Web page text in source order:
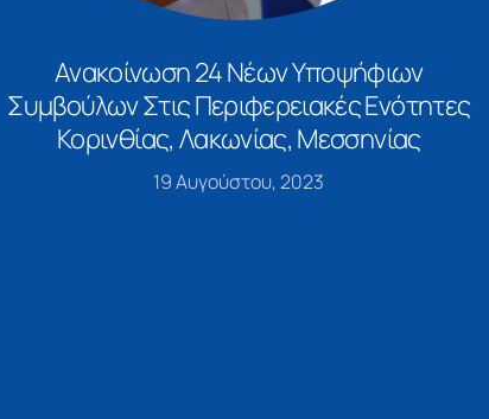
Ανακοίνωση 24 Νέων Υποψήφιων
Συμβούλων Στις Περιφερειακές Ενότητες
Κορινθίας, Λακωνίας, Μεσσηνίας
19 Αυγούστου, 2023